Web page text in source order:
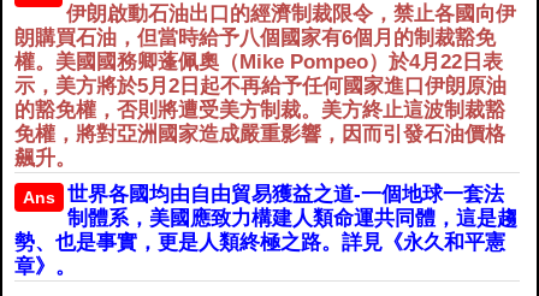
伊朗啟動石油出口的經濟制裁限令，禁止各國向伊
朗購買石油，但當時給予八個國家有6個月的制裁豁免
權。美國國務卿蓬佩奧（Mike Pompeo）於4月22日表
示，美方將於5月2日起不再給予任何國家進口伊朗原油
的豁免權，否則將遭受美方制裁。美方終止這波制裁豁
免權，將對亞洲國家造成嚴重影響，因而引發石油價格
飆升。
Ans
世界各國均由自由貿易獲益之道-一個地球一套法
制體系，美國應致力構建人類命運共同體，這是趨
勢、也是事實，更是人類終極之路。詳見《永久和平憲
章》。